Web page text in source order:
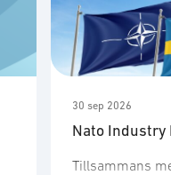
30 sep 2026
Nato Industry
Tillsammans